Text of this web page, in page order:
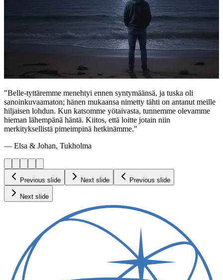
"Belle-tyttäremme menehtyi ennen syntymäänsä, ja tuska oli
sanoinkuvaamaton; hänen mukaansa nimetty tähti on antanut meille
hiljaisen lohdun. Kun katsomme yötaivasta, tunnemme olevamme
hieman lähempänä häntä. Kiitos, että loitte jotain niin
merkityksellistä pimeimpinä hetkinämme."
— Elsa & Johan, Tukholma
Previous slide Next slide Previous slide
Next slide